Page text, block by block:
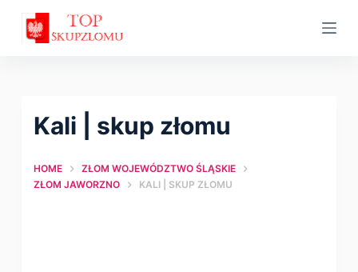
Kali | skup złomu
HOME
ZŁOM WOJEWÓDZTWO ŚLĄSKIE
ZŁOM JAWORZNO
KALI | SKUP ZŁOMU